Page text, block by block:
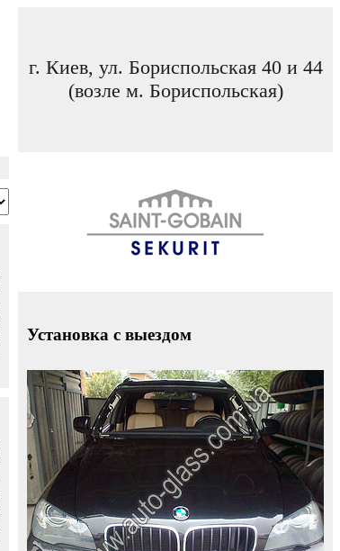
г. Киев, ул. Бориспольская 40 и 44
(возле м. Бориспольская)
Установка с выездом